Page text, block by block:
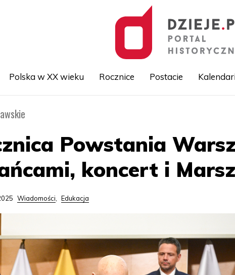
Polska w XX wieku Rocznice Postacie
Powstania
koncert i
Wiadomości, Edukacja